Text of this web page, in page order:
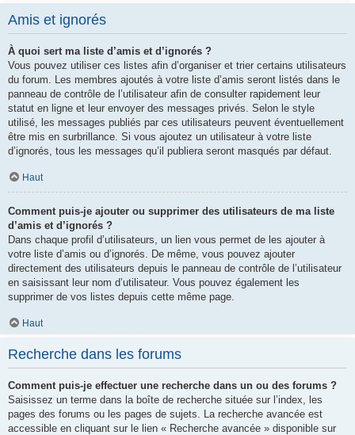
Amis et ignorés
À quoi sert ma liste d’amis et d’ignorés ?
Vous pouvez utiliser ces listes afin d’organiser et trier certains utilisateurs
du forum. Les membres ajoutés à votre liste d’amis seront listés dans le
panneau de contrôle de l’utilisateur afin de consulter rapidement leur
statut en ligne et leur envoyer des messages privés. Selon le style
utilisé, les messages publiés par ces utilisateurs peuvent éventuellement
être mis en surbrillance. Si vous ajoutez un utilisateur à votre liste
d’ignorés, tous les messages qu’il publiera seront masqués par défaut.
Haut
Comment puis-je ajouter ou supprimer des utilisateurs de ma liste
d’amis et d’ignorés ?
Dans chaque profil d’utilisateurs, un lien vous permet de les ajouter à
votre liste d’amis ou d’ignorés. De même, vous pouvez ajouter
directement des utilisateurs depuis le panneau de contrôle de l’utilisateur
en saisissant leur nom d’utilisateur. Vous pouvez également les
supprimer de vos listes depuis cette même page.
Haut
Recherche dans les forums
Comment puis-je effectuer une recherche dans un ou des forums ?
Saisissez un terme dans la boîte de recherche située sur l’index, les
pages des forums ou les pages de sujets. La recherche avancée est
accessible en cliquant sur le lien « Recherche avancée » disponible sur